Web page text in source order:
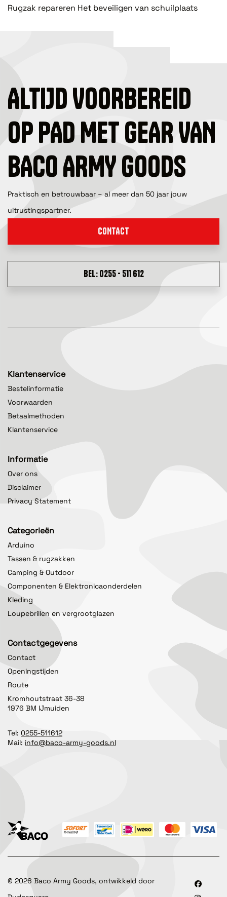
Rugzak repareren Het beveiligen van schuilplaats
ALTIJD VOORBEREID
OP PAD MET GEAR VAN
BACO ARMY GOODS
Praktisch en betrouwbaar – al meer dan 50 jaar jouw
uitrustingspartner.
CONTACT
BEL: 0255 - 511 612
Klantenservice
Bestelinformatie
Voorwaarden
Betaalmethoden
Klantenservice
Informatie
Over ons
Disclaimer
Privacy Statement
Categorieën
Arduino
Tassen & rugzakken
Camping & Outdoor
Componenten & Elektronicaonderdelen
Kleding
Loupebrillen en vergrootglazen
Contactgegevens
Contact
Openingstijden
Route
Kromhoutstraat 36-38
1976 BM IJmuiden
Tel: 0255-511612
Mail: info@baco-army-goods.nl
© 2026 Baco Army Goods, ontwikkeld door